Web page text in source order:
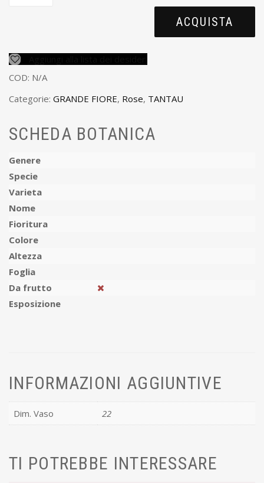
ACQUISTA
COD: N/A
Categorie: GRANDE FIORE, Rose, TANTAU
SCHEDA BOTANICA
Genere
Specie
Varieta
Nome
Fioritura
Colore
Altezza
Foglia
Da frutto
Esposizione
INFORMAZIONI AGGIUNTIVE
Dim. Vaso 22
TI POTREBBE INTERESSARE